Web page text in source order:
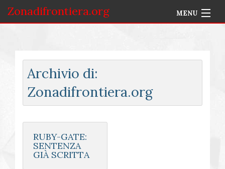
Zonadifrontiera.org MENU
Selezione per Autore
Accedi
Archivio di:
Zonadifrontiera.org
RUBY-GATE:
SENTENZA
GIÀ SCRITTA